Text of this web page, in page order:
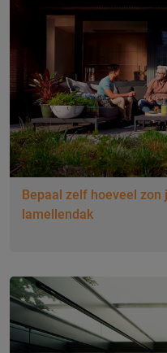
Kies het juiste
Tip van onze specialist
Bepaal zelf hoeveel zon
lamellendak